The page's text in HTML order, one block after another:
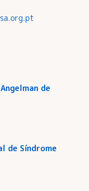
de
de Síndrome